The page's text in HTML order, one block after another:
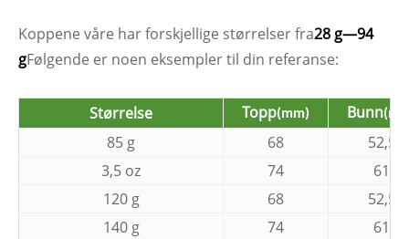
Koppene våre har forskjellige størrelser fra28 g—94
gFølgende er noen eksempler til din referanse:
Størrelse Topp(mm) Bunn
85 g 68
52,5
3,5 oz
74
61
120 g
68
52,5
140 g
74
61